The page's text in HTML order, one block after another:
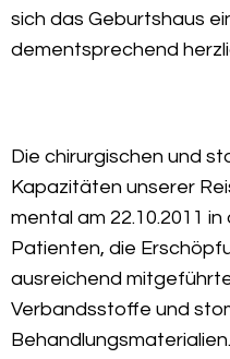
sich das Geburtshaus
dementsprechend
Die chirurgischen und
Kapazitäten unserer
mental am 22.10.2011
Patienten, die
ausreichend
Verbandsstoffe und
Behandlungsmaterialien.